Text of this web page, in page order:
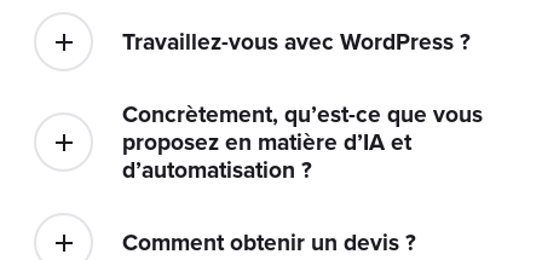
Travaillez-vous avec WordPress ?
Concrètement, qu’est-ce que vous
proposez en matière d’IA et
d’automatisation ?
Comment obtenir un devis ?